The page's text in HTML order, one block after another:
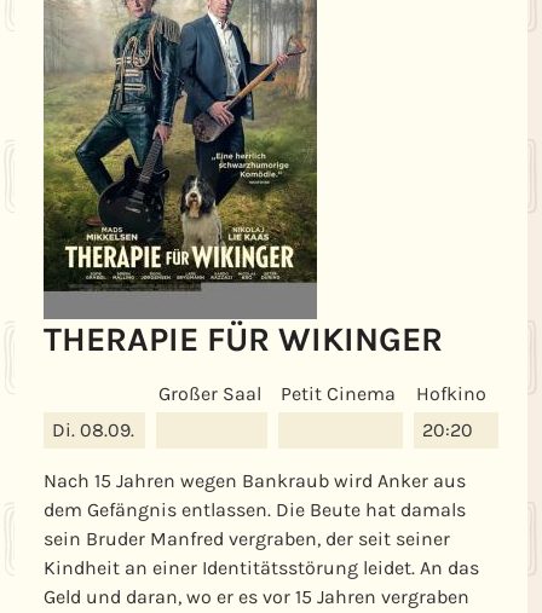
THERAPIE FÜR WIKINGER
Großer Saal Petit Cinema
Hofkino
Di. 08.09.
20:20
Nach 15 Jahren wegen Bankraub wird Anker aus
dem Gefängnis entlassen. Die Beute hat damals
sein Bruder Manfred vergraben, der seit seiner
Kindheit an einer Identitätsstörung leidet. An das
Geld und daran, wo er es vor 15 Jahren vergraben